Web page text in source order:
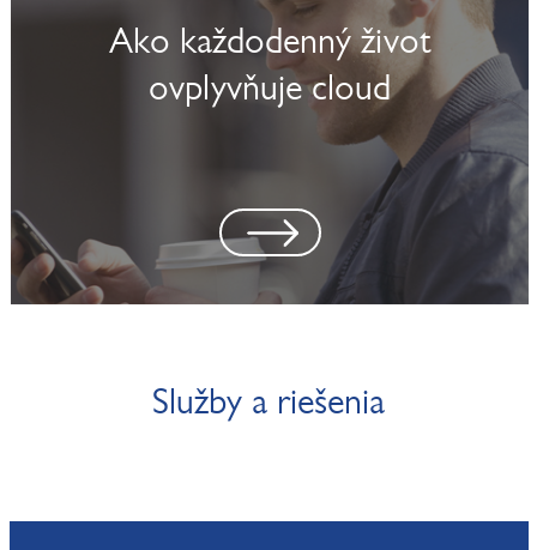
Ako každodenný život
ovplyvňuje cloud
Služby a riešenia